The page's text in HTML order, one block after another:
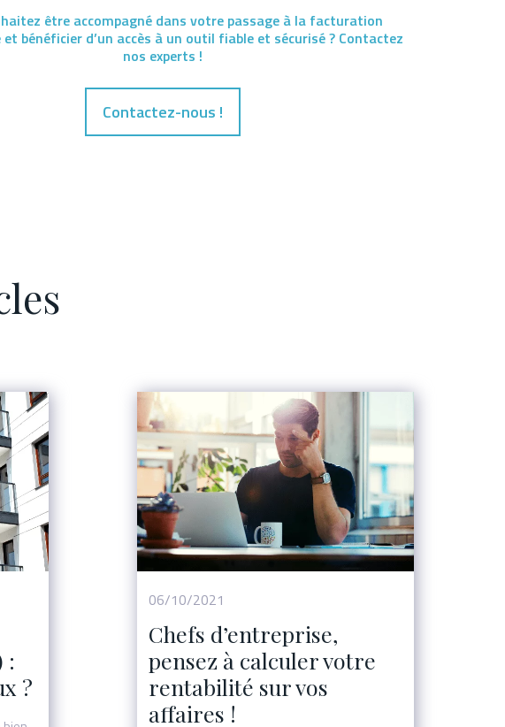
être accompagné dans votre passage à la facturation
bénéficier d’un accès à un outil fiable et sécurisé ? Contactez
nos experts !
Contactez-nous !
:
?
06/10/2021
Chefs d’entreprise,
pensez à calculer votre
rentabilité sur vos
affaires !